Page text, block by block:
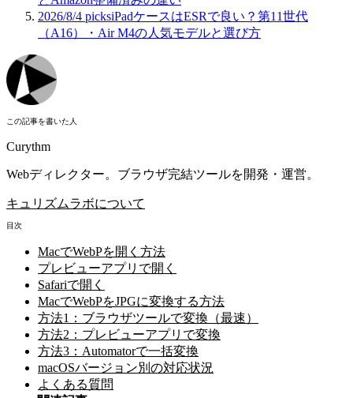
2026/8/4 picksiPadケースはESRで良い？第11世代
（A16）・Air M4の人気モデルと選び方
この記事を書いた人
Curythm
Webディレクター。ブラウザ完結ツールを開発・運営。
キュリズムラボについて
目次
MacでWebPを開く方法
プレビューアプリで開く
Safariで開く
MacでWebPをJPGに変換する方法
方法1：ブラウザツールで変換（最速）
方法2：プレビューアプリで変換
方法3：Automatorで一括変換
macOSバージョン別の対応状況
よくある質問